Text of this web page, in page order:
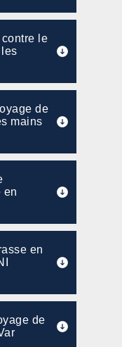
contre le
de
mains
en
en
de